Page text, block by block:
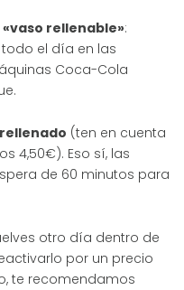
«vaso rellenable»:
el día en las
Coca-Cola
(ten en cuenta
4,50€). Eso sí, las
de 60 minutos para
otro día dentro de
por un precio
te recomendamos